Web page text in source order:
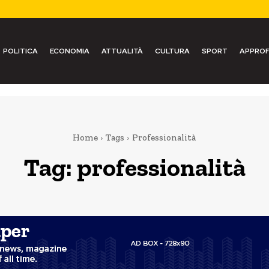
POLITICA ECONOMIA ATTUALITÀ CULTURA SPORT
Home Tags Professionalità
Tag: professionalità